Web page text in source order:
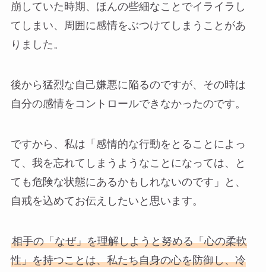
崩していた時期、ほんの些細なことでイライラし
てしまい、周囲に感情をぶつけてしまうことがあ
りました。
後から猛烈な自己嫌悪に陥るのですが、その時は
自分の感情をコントロールできなかったのです。
ですから、私は「感情的な行動をとることによっ
て、我を忘れてしまうようなことになっては、と
ても危険な状態にあるかもしれないのです」と、
自戒を込めてお伝えしたいと思います。
相手の「なぜ」を理解しようと努める「心の柔軟
性」を持つことは、私たち自身の心を防御し、冷